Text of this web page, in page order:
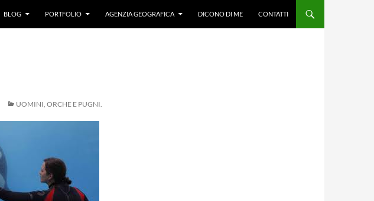
BLOG PORTFOLIO AGENZIA GEOGRAFICA DICONO DI ME CONTATTI
UOMINI, ORCHE E PUGNI.